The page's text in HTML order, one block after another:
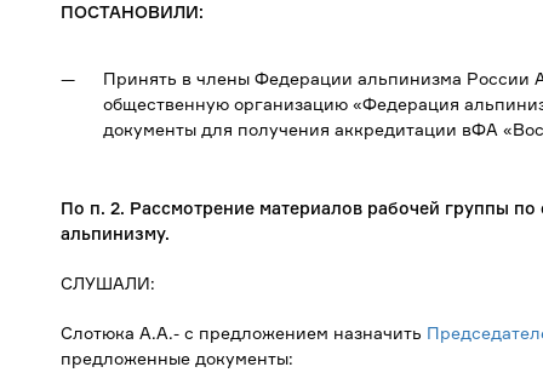
ПОСТАНОВИЛИ:
Принять в члены Федерации альпинизма России
общественную организацию «Федерация
документы для получения аккредитации вФА
По п. 2. Рассмотрение материалов рабочей группы
альпинизму.
СЛУШАЛИ:
Слотюка А.А.- с предложением назначить
предложенные документы: